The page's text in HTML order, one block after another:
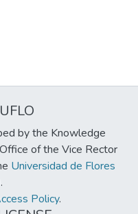
by the Knowledge
of the Vice Rector
Universidad de Flores
Policy.